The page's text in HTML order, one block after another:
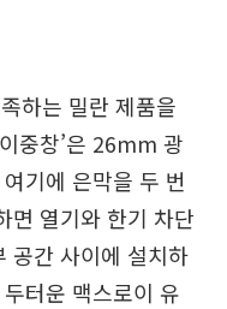
하는 밀란 제품을
중창’은 26mm 광
기에 은막을 두 번
면 열기와 한기 차단
공간 사이에 설치하
터운 맥스로이 유